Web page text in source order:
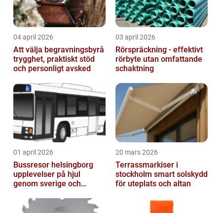
04 april 2026
Att välja begravningsbyrå
trygghet, praktiskt stöd
och personligt avsked
03 april 2026
Rörspräckning - effektivt
rörbyte utan omfattande
schaktning
01 april 2026
Bussresor helsingborg
upplevelser på hjul
genom sverige och
20 mars 2026
Terrassmarkiser i
stockholm smart solskydd
för uteplats och altan